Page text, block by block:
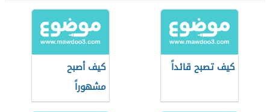
كيف تصبح قائداً
كيف أصبح
مشهوراً